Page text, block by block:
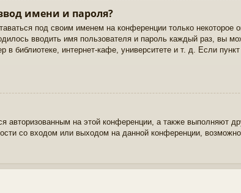
имени и пароля?
под своим именем на конференции только
вводить имя пользователя и пароль каждый раз, вы
библиотеке, интернет-кафе, университете и т. д. Если пункт
на этой конференции, а также выполняют
со входом или выходом на данной конференции,